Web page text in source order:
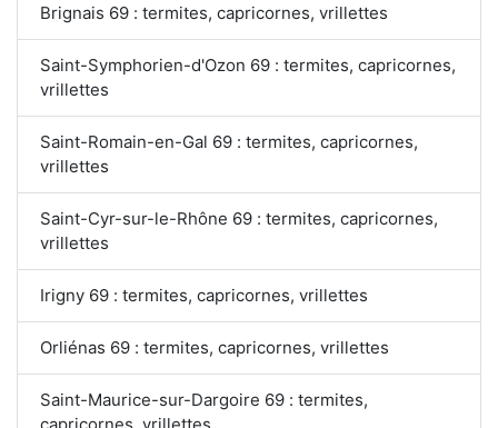
Brignais 69 : termites, capricornes, vrillettes
Saint-Symphorien-d'Ozon 69 : termites, capricornes,
vrillettes
Saint-Romain-en-Gal 69 : termites, capricornes,
vrillettes
Saint-Cyr-sur-le-Rhône 69 : termites, capricornes,
vrillettes
Irigny 69 : termites, capricornes, vrillettes
Orliénas 69 : termites, capricornes, vrillettes
Saint-Maurice-sur-Dargoire 69 : termites,